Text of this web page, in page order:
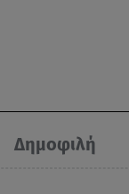
Δημοφιλή